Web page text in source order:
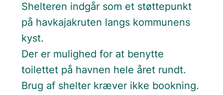
Shelteren indgår som et støttepunkt
på havkajakruten langs kommunens
kyst.
Der er mulighed for at benytte
toilettet på havnen hele året rundt.
Brug af shelter kræver ikke bookning.